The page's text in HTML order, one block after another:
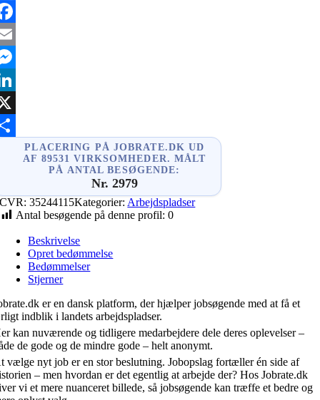
PLACERING PÅ JOBRATE.DK UD
AF 89531 VIRKSOMHEDER. MÅLT
PÅ ANTAL BESØGENDE:
Nr. 2979
CVR:35244115Kategorier: Arbejdspladser
Antal besøgende på denne profil: 0
Beskrivelse
Opret bedømmelse
Bedømmelser
Stjerner
er en dansk platform, der hjælper jobsøgende med at få et
indblik i landets arbejdspladser.
kan nuværende og tidligere medarbejdere dele deres oplevelser –
de gode og de mindre gode – helt anonymt.
vælge nyt job er en stor beslutning. Jobopslag fortæller én side af
– men hvordan er det egentlig at arbejde der? Hos Jobrate.dk
vi et mere nuanceret billede, så jobsøgende kan træffe et bedre og